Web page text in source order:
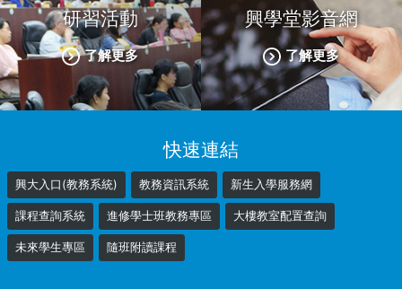
研習活動
了解更多
興學堂影音網
了解更多
快速連結
興大入口(教務系統) 教務資訊系統 新生入學服務網
課程查詢系統 進修學士班教務專區 大樓教室配置查詢
未來學生專區 隨班附讀課程